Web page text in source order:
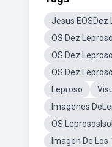
Jesus EOSDez
OS Dez
OS Dez
OS Dez
Leproso
Imagenes
OS
Imagen De Los